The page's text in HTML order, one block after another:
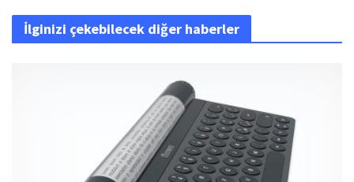
İlginizi çekebilecek diğer haberler